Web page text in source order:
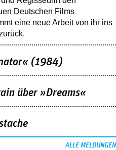
Deutschen Films
eine neue Arbeit von ihr ins
(1984)
über »Dreams«
ALLE MELDUNGEN